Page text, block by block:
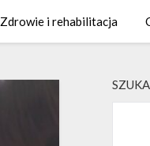
Zdrowie i rehabilitacja